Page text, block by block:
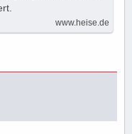
www.heise.de